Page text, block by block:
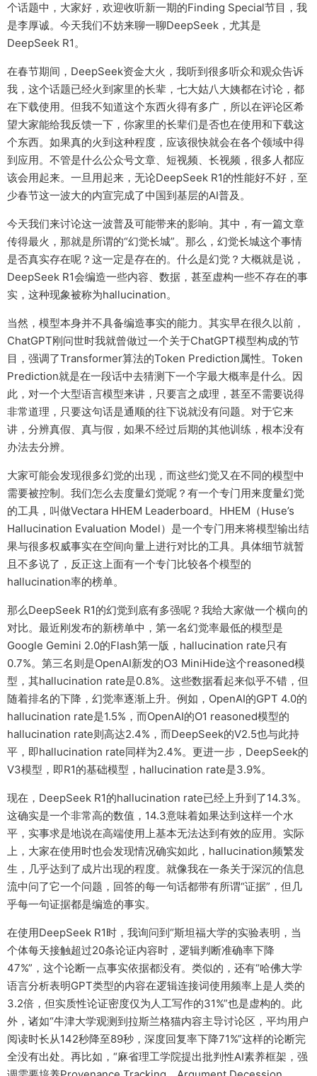
个话题中，大家好，欢迎收听新一期的Finding Special节目，我
是李厚诚。今天我们不妨来聊一聊DeepSeek，尤其是
DeepSeek R1。
在春节期间，DeepSeek资金大火，我听到很多听众和观众告诉
我，这个话题已经火到家里的长辈，七大姑八大姨都在讨论，都
在下载使用。但我不知道这个东西火得有多广，所以在评论区希
望大家能给我反馈一下，你家里的长辈们是否也在使用和下载这
个东西。如果真的火到这种程度，应该很快就会在各个领域中得
到应用。不管是什么公众号文章、短视频、长视频，很多人都应
该会用起来。一旦用起来，无论DeepSeek R1的性能好不好，至
少春节这一波大的内宣完成了中国到基层的AI普及。
今天我们来讨论这一波普及可能带来的影响。其中，有一篇文章
传得最火，那就是所谓的“幻觉长城”。那么，幻觉长城这个事情
是否真实存在呢？这一定是存在的。什么是幻觉？大概就是说，
DeepSeek R1会编造一些内容、数据，甚至虚构一些不存在的事
实，这种现象被称为hallucination。
当然，模型本身并不具备编造事实的能力。其实早在很久以前，
ChatGPT刚问世时我就曾做过一个关于ChatGPT模型构成的节
目，强调了Transformer算法的Token Prediction属性。Token
Prediction就是在一段话中去猜测下一个字最大概率是什么。因
此，对一个大型语言模型来讲，只要言之成理，甚至不需要说得
非常道理，只要这句话是通顺的往下说就没有问题。对于它来
讲，分辨真假、真与假，如果不经过后期的其他训练，根本没有
办法去分辨。
大家可能会发现很多幻觉的出现，而这些幻觉又在不同的模型中
需要被控制。我们怎么去度量幻觉呢？有一个专门用来度量幻觉
的工具，叫做Vectara HHEM Leaderboard。HHEM（Huse’s
Hallucination Evaluation Model）是一个专门用来将模型输出结
果与很多权威事实在空间向量上进行对比的工具。具体细节就暂
且不多说了，反正这上面有一个专门比较各个模型的
hallucination率的榜单。
那么DeepSeek R1的幻觉到底有多强呢？我给大家做一个横向的
对比。最近刚发布的新榜单中，第一名幻觉率最低的模型是
Google Gemini 2.0的Flash第一版，hallucination rate只有
0.7%。第三名则是OpenAI新发的O3 MiniHide这个reasoned模
型，其hallucination rate是0.8%。这些数据看起来似乎不错，但
随着排名的下降，幻觉率逐渐上升。例如，OpenAI的GPT 4.0的
hallucination rate是1.5%，而OpenAI的O1 reasoned模型的
hallucination rate则高达2.4%，而DeepSeek的V2.5也与此持
平，即hallucination rate同样为2.4%。更进一步，DeepSeek的
V3模型，即R1的基础模型，hallucination rate是3.9%。
现在，DeepSeek R1的hallucination rate已经上升到了14.3%。
这确实是一个非常高的数值，14.3意味着如果达到这样一个水
平，实事求是地说在高端使用上基本无法达到有效的应用。实际
上，大家在使用时也会发现情况确实如此，hallucination频繁发
生，几乎达到了成片出现的程度。就像我在一条关于深沉的信息
流中问了它一个问题，回答的每一句话都带有所谓“证据”，但几
乎每一句证据都是编造的事实。
在使用DeepSeek R1时，我询问到“斯坦福大学的实验表明，当
个体每天接触超过20条论证内容时，逻辑判断准确率下降
47%”，这个论断一点事实依据都没有。类似的，还有“哈佛大学
语言分析表明GPT类型的内容在逻辑连接词使用频率上是人类的
3.2倍，但实质性论证密度仅为人工写作的31%”也是虚构的。此
外，诸如“牛津大学观测到拉斯兰格猫内容主导讨论区，平均用户
阅读时长从142秒降至89秒，深度回复率下降71%”这样的论断完
全没有出处。再比如，“麻省理工学院提出批判性AI素养框架，强